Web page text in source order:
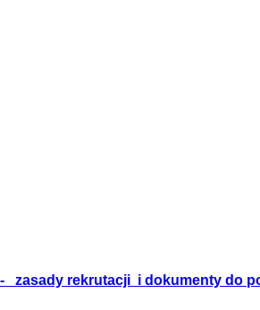
- zasady rekrutacji i dokumenty do